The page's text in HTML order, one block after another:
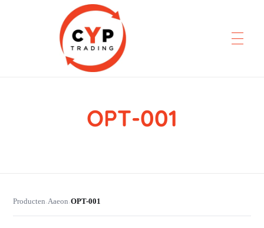
OPT-001
Producten›Aaeon›OPT-001